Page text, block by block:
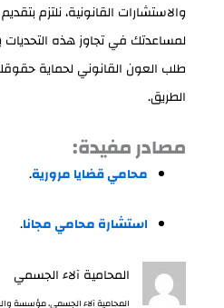
والاستشارات القانونية، نلتزم
لمساعدتك في تجاوز هذه التحديات
طلب العون القانوني لحماية
الطريق.
مصادر مفيدة:
محامي قضايا مرورية.
استشارة محامي مجانا.
المحامية آلاء الجسمي
المحامية آلاء الجسمي، مؤسسة